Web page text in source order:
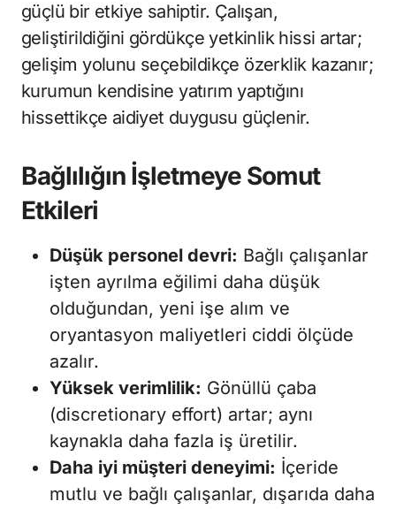
güçlü bir etkiye sahiptir. Çalışan,
geliştirildiğini gördükçe yetkinlik hissi artar;
gelişim yolunu seçebildikçe özerklik kazanır;
kurumun kendisine yatırım yaptığını
hissettikçe aidiyet duygusu güçlenir.
Bağlılığın İşletmeye Somut
Etkileri
Düşük personel devri: Bağlı çalışanlar
işten ayrılma eğilimi daha düşük
olduğundan, yeni işe alım ve
oryantasyon maliyetleri ciddi ölçüde
azalır.
Yüksek verimlilik: Gönüllü çaba
(discretionary effort) artar; aynı
kaynakla daha fazla iş üretilir.
Daha iyi müşteri deneyimi: İçeride
mutlu ve bağlı çalışanlar, dışarıda daha